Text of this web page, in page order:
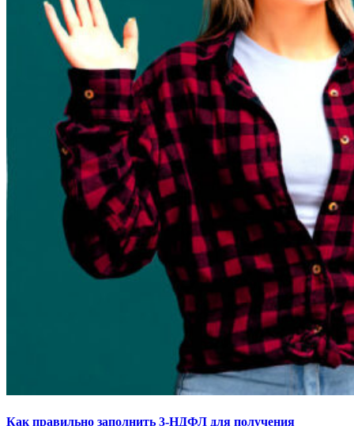
Как правильно заполнить 3-НДФЛ для получения